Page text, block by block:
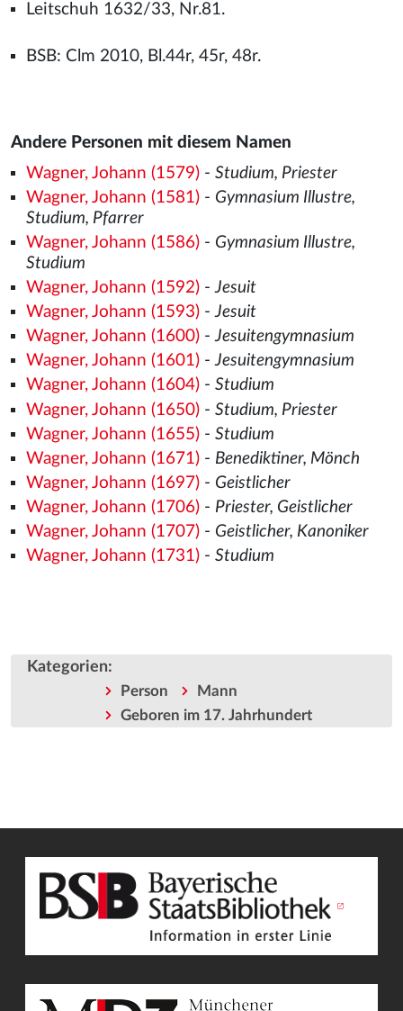
Leitschuh 1632/33, Nr.81.
BSB: Clm 2010, Bl.44r, 45r, 48r.
Andere Personen mit diesem Namen
Wagner, Johann (1579)- Studium, Priester
Wagner, Johann (1581)- Gymnasium Illustre,
Studium, Pfarrer
Wagner, Johann (1586)- Gymnasium Illustre,
Studium
Wagner, Johann (1592)-Jesuit
Wagner, Johann (1593)-Jesuit
Wagner, Johann (1600)-Jesuitengymnasium
Wagner, Johann (1601)-Jesuitengymnasium
Wagner, Johann (1604)- Studium
Wagner, Johann (1650)- Studium, Priester
Wagner, Johann (1655)- Studium
Wagner, Johann (1671)- Benediktiner, Mönch
Wagner, Johann (1697)- Geistlicher
Wagner, Johann (1706)- Priester, Geistlicher
Wagner, Johann (1707)- Geistlicher, Kanoniker
Wagner, Johann (1731)- Studium
Kategorien:
Person
Mann
Geboren im 17. Jahrhundert